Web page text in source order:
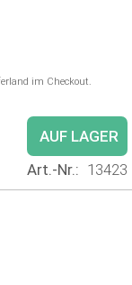
im Checkout.
AUF LAGER
Art.-Nr.
13423